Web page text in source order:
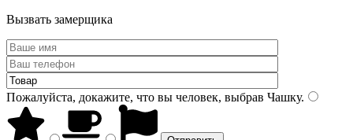
Вызвать замерщика
Пожалуйста, докажите, что вы человек, выбрав Чашку.